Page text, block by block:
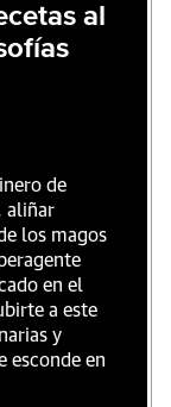
al
de
aliñar
los magos
en el
a este
y
esconde en